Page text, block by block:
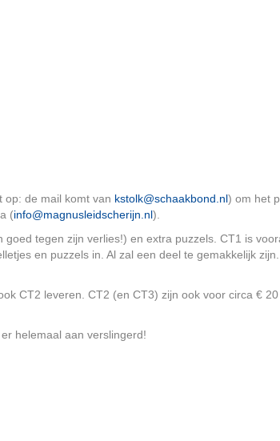
op: de mail komt van kstolk@schaakbond.nl) om het
(info@magnusleidscherijn.nl).
tegen zijn verlies!) en extra puzzels. CT1 is
en puzzels in. Al zal een deel te gemakkelijk
CT2 leveren. CT2 (en CT3) zijn ook voor circa €
helemaal aan verslingerd!